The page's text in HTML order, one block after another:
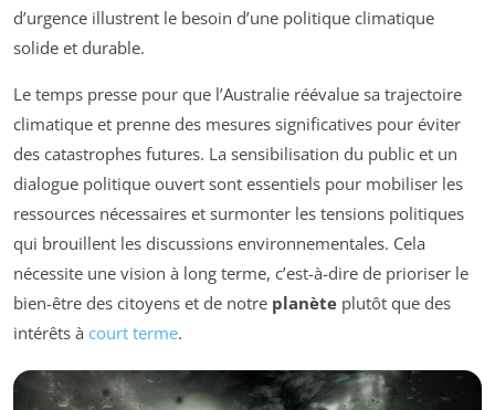
d’urgence illustrent le besoin d’une politique climatique
solide et durable.
Le temps presse pour que l’Australie réévalue sa trajectoire
climatique et prenne des mesures significatives pour éviter
des catastrophes futures. La sensibilisation du public et un
dialogue politique ouvert sont essentiels pour mobiliser les
ressources nécessaires et surmonter les tensions politiques
qui brouillent les discussions environnementales. Cela
nécessite une vision à long terme, c’est-à-dire de prioriser le
bien-être des citoyens et de notre planète plutôt que des
intérêts à court terme.